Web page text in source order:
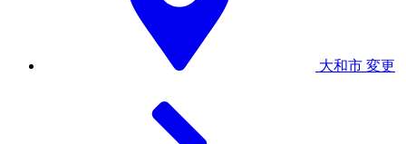
大和市 変更